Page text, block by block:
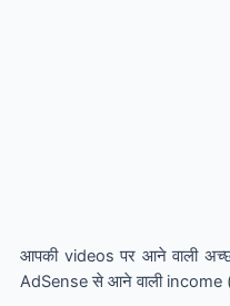
आपकी videos पर आने वाली
AdSense से आने वाली income